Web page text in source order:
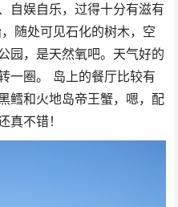
自娱自乐，过得十分有滋有
随处可见石化的树木，空
园，是天然氧吧。天气好的
一圈。 岛上的餐厅比较有
鳕和火地岛帝王蟹，嗯，配
真不错！